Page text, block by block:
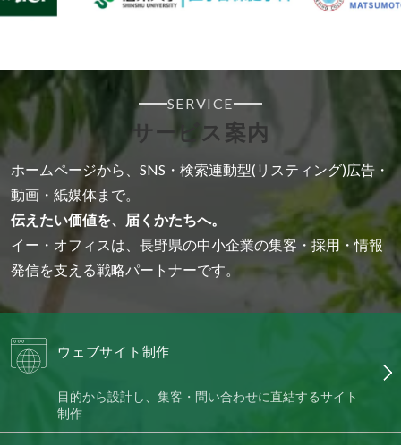
サービス案内
SERVICE
ホームページから、SNS・検索連動型(リスティング)広告・
動画・紙媒体まで。
伝えたい価値を、届くかたちへ。
イー・オフィスは、長野県の中小企業の集客・採用・情報
発信を支える戦略パートナーです。
ウェブサイト制作
目的から設計し、集客・問い合わせに直結するサイト
制作